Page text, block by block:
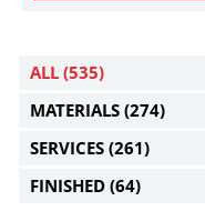
ALL (535)
MATERIALS (274)
SERVICES (261)
FINISHED (64)